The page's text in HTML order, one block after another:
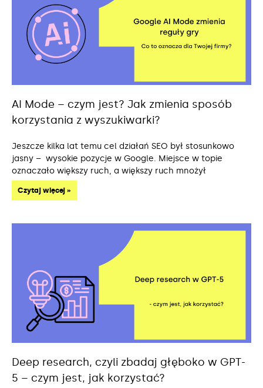
AI Mode – czym jest? Jak zmienia sposób
korzystania z wyszukiwarki?
Jeszcze kilka lat temu cel działań SEO był stosunkowo
jasny – wysokie pozycje w Google. Miejsce w topie
oznaczało większy ruch, a większy ruch mnożył
Czytaj więcej »
Deep research, czyli zbadaj głęboko w GPT-
5 – czym jest, jak korzystać?